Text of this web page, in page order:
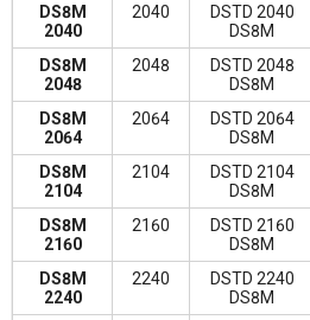
DS8M
2040
2040
DSTD 2040
DS8M
DS8M
2048
2048
DSTD 2048
DS8M
DS8M
2064
2064
DSTD 2064
DS8M
DS8M
2104
2104
DSTD 2104
DS8M
DS8M
2160
2160
DSTD 2160
DS8M
DS8M
2240
2240
DSTD 2240
DS8M